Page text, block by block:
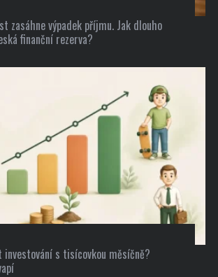
zasáhne výpadek příjmu. Jak dlouho
finanční rezerva?
investování s tisícovkou měsíčně?